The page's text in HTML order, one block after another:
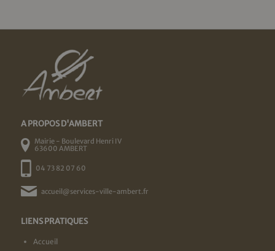
A PROPOS D'AMBERT
Mairie - Boulevard Henri IV
63600 AMBERT
04 73 82 07 60
accueil@services-ville-ambert.fr
LIENS PRATIQUES
Accueil